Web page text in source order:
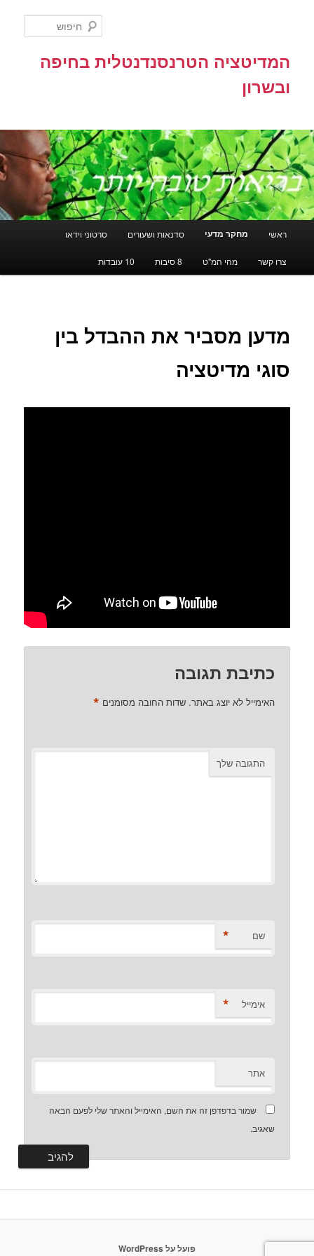
המדיטציה הטרנסנדנטלית בחיפה
ובשרון
ראשי מחקר מדעי סדנאות ושעורים סרטוני וידאו
צרו קשר מהי המ"ט 8 סיבות 10 עובדות
מדען מסביר את ההבדל בין
סוגי מדיטציה
כתיבת תגובה
האימייל לא יוצג באתר. שדות החובה מסומנים *
התגובה שלך
שם *
אימייל *
אתר
שמור בדפדפן זה את השם, האימייל והאתר שלי לפעם הבאה
שאגיב.
פועל על WordPress